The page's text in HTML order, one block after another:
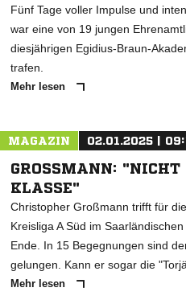
* Pflichtfelder
Fünf Tage voller Impulse und
war eine von 19 jungen
diesjährigen Egidius-Braun-
trafen.
Mehr lesen
MAGAZIN 02.01.2025 |
GROSSMANN: "NICHT
LASSE"
Christopher Großmann trifft für
Kreisliga A Süd im
Ende. In 15 Begegnungen sind
gelungen. Kann er sogar die
Mehr lesen